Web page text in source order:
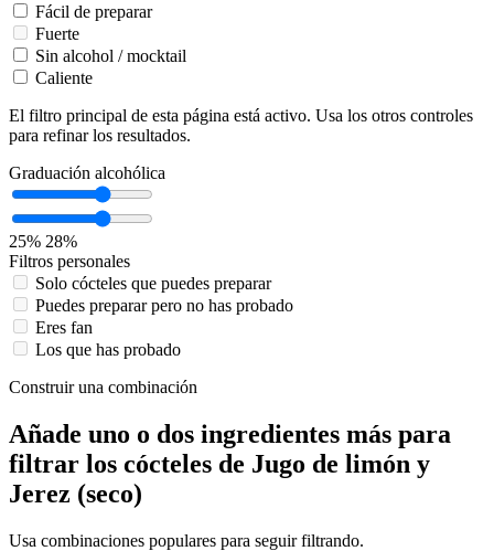
Fácil de preparar
Fuerte
Sin alcohol / mocktail
Caliente
El filtro principal de esta página está activo. Usa los otros controles
para refinar los resultados.
Graduación alcohólica
25% 28%
Filtros personales
Solo cócteles que puedes preparar
Puedes preparar pero no has probado
Eres fan
Los que has probado
Construir una combinación
Añade uno o dos ingredientes más para
filtrar los cócteles de Jugo de limón y
Jerez (seco)
Usa combinaciones populares para seguir filtrando.